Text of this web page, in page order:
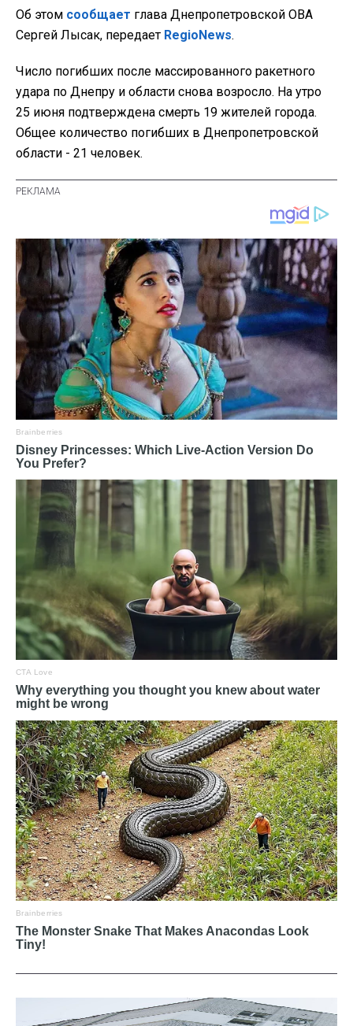
Об этом сообщает глава Днепропетровской ОВА
Сергей Лысак, передает RegioNews.
Число погибших после массированного ракетного
удара по Днепру и области снова возросло. На утро
25 июня подтверждена смерть 19 жителей города.
Общее количество погибших в Днепропетровской
области - 21 человек.